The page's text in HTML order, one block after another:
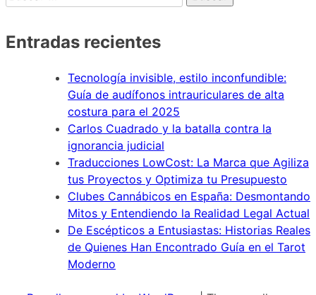
Entradas recientes
Tecnología invisible, estilo inconfundible:
Guía de audífonos intrauriculares de alta
costura para el 2025
Carlos Cuadrado y la batalla contra la
ignorancia judicial
Traducciones LowCost: La Marca que Agiliza
tus Proyectos y Optimiza tu Presupuesto
Clubes Cannábicos en España: Desmontando
Mitos y Entendiendo la Realidad Legal Actual
De Escépticos a Entusiastas: Historias Reales
de Quienes Han Encontrado Guía en el Tarot
Moderno